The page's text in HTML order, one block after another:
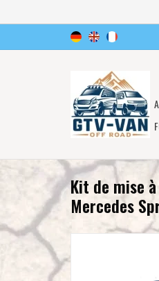
Kit de mise
Mercedes